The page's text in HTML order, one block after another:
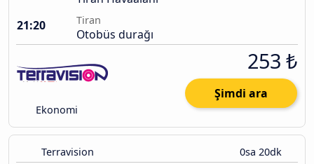
21:20
Tiran
Otobüs durağı
Ekonomi
253 ₺
Şimdi ara
Terravision 0sa 20dk